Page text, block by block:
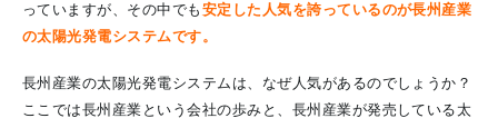
っていますが、その中でも 安定した人気を誇っているのが長州産業
の太陽光発電システムです。
長州産業の太陽光発電システムは、なぜ人気があるのでしょうか？
ここでは長州産業という会社の歩みと、長州産業が発売している太